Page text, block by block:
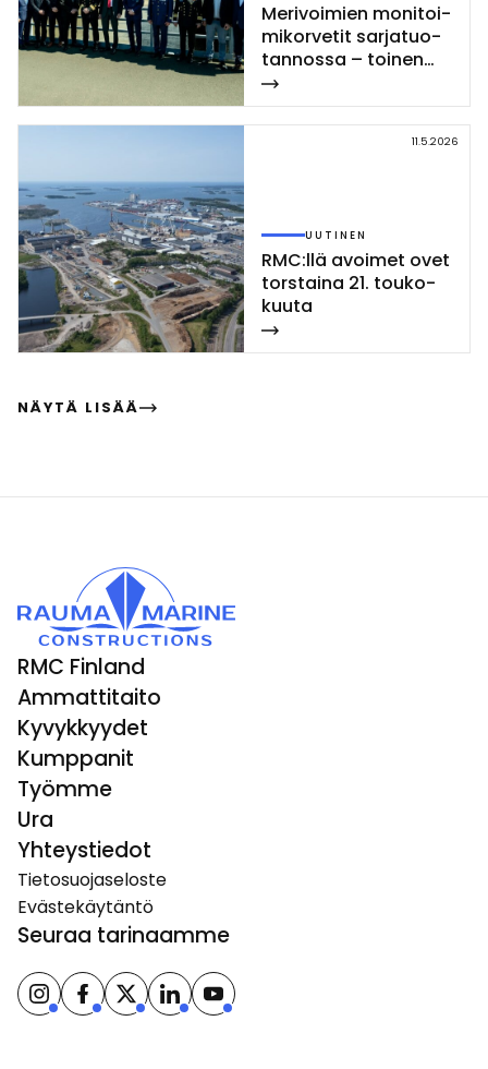
Me­ri­voi­mien mo­ni­toi­
mi­kor­ve­tit sar­ja­tuo­
tan­nos­sa – toi­nen
Poh­jan­maa-luo­kan
kor­vet­ti las­ket­tiin ve­
sil­le Rau­mal­la
11.5.2026
UUTINEN
RMC:llä avoi­met ovet
tors­tai­na 21. tou­ko­
kuu­ta
NÄYTÄ LISÄÄ
RMC Finland
Ammattitaito
Kyvykkyydet
Kumppanit
Työmme
Ura
Yhteystiedot
Tietosuojaseloste
Evästekäytäntö
Seuraa tarinaamme